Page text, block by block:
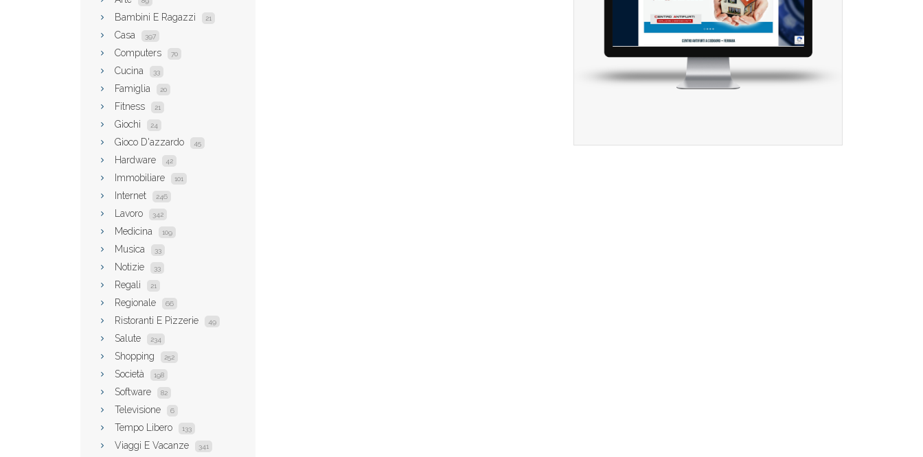
Bambini E Ragazzi 21
Casa 397
Computers 70
Cucina 33
Famiglia 20
Fitness 21
Giochi 24
Gioco D'azzardo 45
Hardware 42
Immobiliare 101
Internet 246
Lavoro 342
Medicina 109
Musica 33
Notizie 33
Regali 21
Regionale 66
Ristoranti E Pizzerie 49
Salute 234
Shopping 252
Società 198
Software 82
Televisione 6
Tempo Libero 133
Viaggi E Vacanze 341